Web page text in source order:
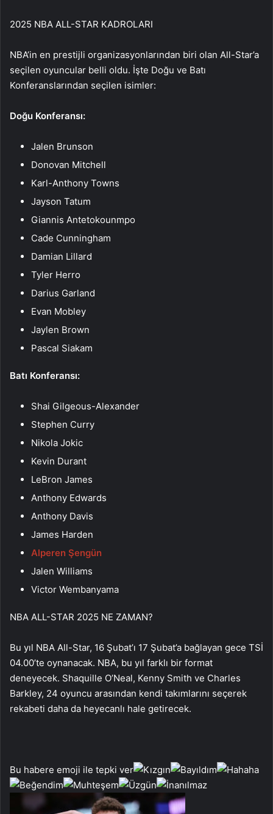
2025 NBA ALL-STAR KADROLARI
NBA’in en prestijli organizasyonlarından biri olan All-Star’a
seçilen oyuncular belli oldu. İşte Doğu ve Batı
Konferanslarından seçilen isimler:
Doğu Konferansı:
Jalen Brunson
Donovan Mitchell
Karl-Anthony Towns
Jayson Tatum
Giannis Antetokounmpo
Cade Cunningham
Damian Lillard
Tyler Herro
Darius Garland
Evan Mobley
Jaylen Brown
Pascal Siakam
Batı Konferansı:
Shai Gilgeous-Alexander
Stephen Curry
Nikola Jokic
Kevin Durant
LeBron James
Anthony Edwards
Anthony Davis
James Harden
Alperen Şengün
Jalen Williams
Victor Wembanyama
NBA ALL-STAR 2025 NE ZAMAN?
Bu yıl NBA All-Star, 16 Şubat’ı 17 Şubat’a bağlayan gece TSİ
04.00’te oynanacak. NBA, bu yıl farklı bir format
deneyecek. Shaquille O’Neal, Kenny Smith ve Charles
Barkley, 24 oyuncu arasından kendi takımlarını seçerek
rekabeti daha da heyecanlı hale getirecek.
Bu habere emoji ile tepki ver